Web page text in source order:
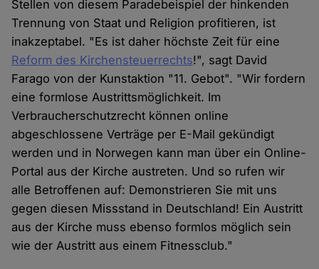
Stellen von diesem Paradebeispiel der hinkenden
Trennung von Staat und Religion profitieren, ist
inakzeptabel. "Es ist daher höchste Zeit für eine
Reform des Kirchensteuerrechts!", sagt David
Farago von der Kunstaktion "11. Gebot". "Wir fordern
eine formlose Austrittsmöglichkeit. Im
Verbraucherschutzrecht können online
abgeschlossene Verträge per E-Mail gekündigt
werden und in Norwegen kann man über ein Online-
Portal aus der Kirche austreten. Und so rufen wir
alle Betroffenen auf: Demonstrieren Sie mit uns
gegen diesen Missstand in Deutschland! Ein Austritt
aus der Kirche muss ebenso formlos möglich sein
wie der Austritt aus einem Fitnessclub."